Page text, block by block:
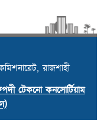
রাজশাহী
টেকনো কনসোর্টিয়াম